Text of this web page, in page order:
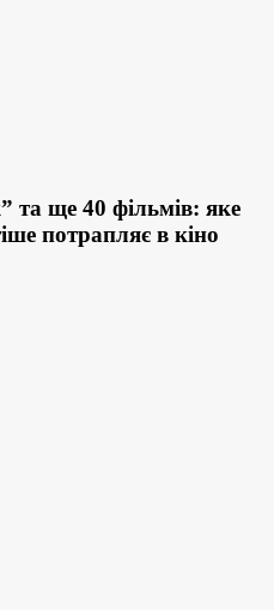
та ще 40 фільмів: яке
потрапляє в кіно